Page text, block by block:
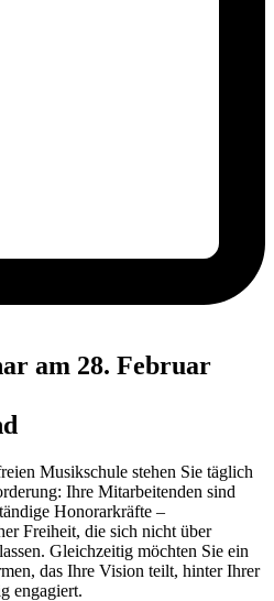
am 28. Februar
Musikschule stehen Sie täglich
Ihre Mitarbeitenden sind
Honorarkräfte –
Freiheit, die sich nicht über
Gleichzeitig möchten Sie ein
das Ihre Vision teilt, hinter Ihrer
engagiert.